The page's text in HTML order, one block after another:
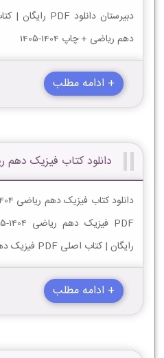
دهم ریاضی + چاپ 1404-1405
+ ادامه مطلب
دانلود کتاب فیزیک دهم
رایگان | کتاب اصلی PDF فیزیک دهم ریاضی + چاپ 1404-1405
+ ادامه مطلب